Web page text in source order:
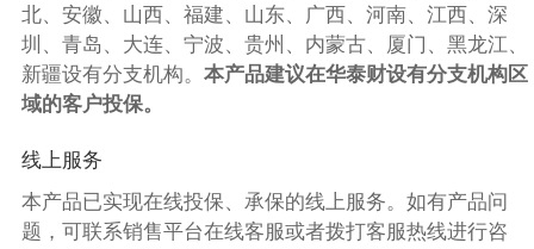
北、安徽、山西、福建、山东、广西、河南、江西、深
圳、青岛、大连、宁波、贵州、内蒙古、厦门、黑龙江、
新疆设有分支机构。 本产品建议在华泰财设有分支机构区
域的客户投保。
线上服务
本产品已实现在线投保、承保的线上服务。如有产品问
题，可联系销售平台在线客服或者拨打客服热线进行咨